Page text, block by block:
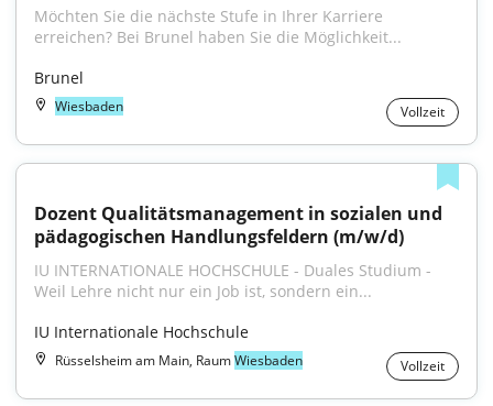
Möchten Sie die nächste Stufe in Ihrer Karriere
erreichen? Bei Brunel haben Sie die Möglichkeit...
Brunel
Wiesbaden Vollzeit
Dozent Qualitätsmanagement in sozialen und
pädagogischen Handlungsfeldern (m/w/d)
IU INTERNATIONALE HOCHSCHULE - Duales Studium -
Weil Lehre nicht nur ein Job ist, sondern ein...
IU Internationale Hochschule
Rüsselsheim am Main, RaumWiesbaden Vollzeit